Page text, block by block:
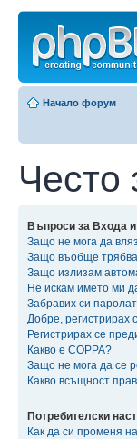
Начало форум
Често
Въпроси за Входа и
Защо не мога да
Защо въобще
Защо излизам
Не искам името ми
Забравих си
Добре, регистрирах
Регистрирах се
Какво е COPPA?
Защо не мога да се
Какво всъщност
Потребителски
Как да си променя